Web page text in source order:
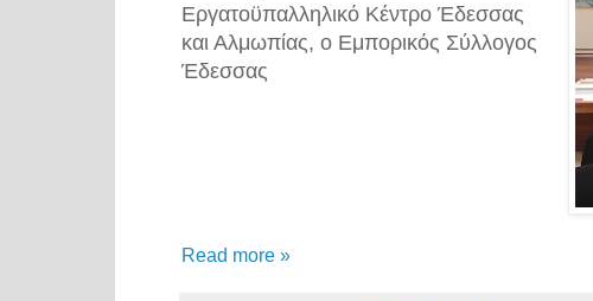
Εργατοϋπαλληλικό Κέντρο Έδεσσας
και Αλμωπίας, ο Εμπορικός Σύλλογος
Έδεσσας
Read more »